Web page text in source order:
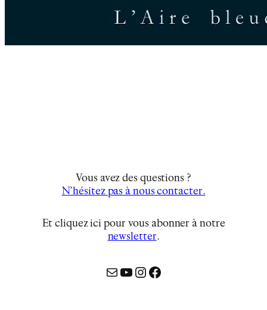
Vous avez des questions ?
N’hésitez pas à nous contacter.
Et cliquez ici pour vous abonner à notre
newsletter…
MailYouTube
Instagram
Facebook